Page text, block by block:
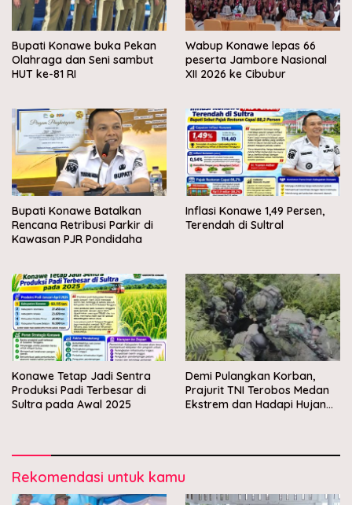
Bupati Konawe buka Pekan
Olahraga dan Seni sambut
HUT ke-81 RI
Wabup Konawe lepas 66
peserta Jambore Nasional
XII 2026 ke Cibubur
Bupati Konawe Batalkan
Rencana Retribusi Parkir di
Kawasan PJR Pondidaha
Inflasi Konawe 1,49 Persen,
Terendah di Sultral
Konawe Tetap Jadi Sentra
Produksi Padi Terbesar di
Sultra pada Awal 2025
Demi Pulangkan Korban,
Prajurit TNI Terobos Medan
Ekstrem dan Hadapi Hujan
Rekomendasi untuk kamu